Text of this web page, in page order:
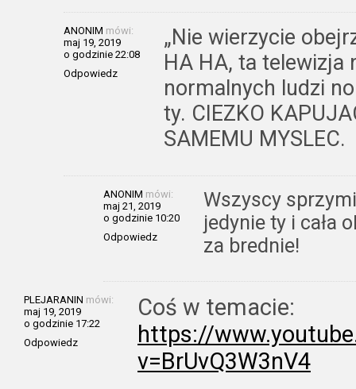
ANONIM mówi:
maj 19, 2019
o godzinie 22:08
Odpowiedz
„Nie wierzycie
HA HA, ta telewizja
normalnych ludzi
ty. CIEZKO
SAMEMU MYSLEC.
ANONIM mówi:
maj 21, 2019
o godzinie 10:20
Odpowiedz
Wszyscy
jedynie ty i cała
za brednie!
PLEJARANIN mówi:
maj 19, 2019
o godzinie 17:22
Odpowiedz
Coś w temacie:
https://
v=BrUvQ3W3nV4